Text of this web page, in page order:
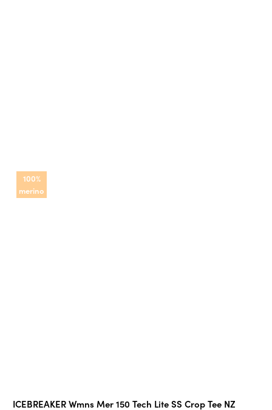
100%
merino
ICEBREAKER Wmns Mer 150 Tech Lite SS Crop Tee NZ